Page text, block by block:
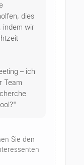
dies
indem wir
– ich
Team
Sie den